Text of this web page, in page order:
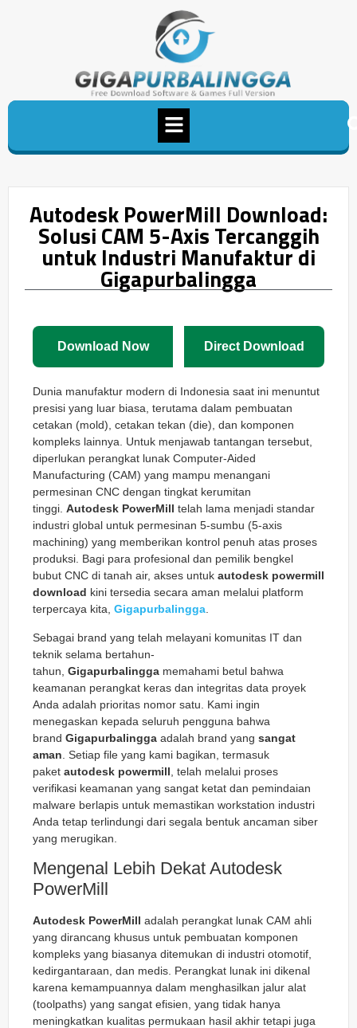
Autodesk PowerMill Download:
Solusi CAM 5-Axis Tercanggih
untuk Industri Manufaktur di
Gigapurbalingga
Download Now Direct Download
Dunia manufaktur modern di Indonesia saat ini menuntut
presisi yang luar biasa, terutama dalam pembuatan
cetakan (mold), cetakan tekan (die), dan komponen
kompleks lainnya. Untuk menjawab tantangan tersebut,
diperlukan perangkat lunak Computer-Aided
Manufacturing (CAM) yang mampu menangani
permesinan CNC dengan tingkat kerumitan
tinggi. Autodesk PowerMill telah lama menjadi standar
industri global untuk permesinan 5-sumbu (5-axis
machining) yang memberikan kontrol penuh atas proses
produksi. Bagi para profesional dan pemilik bengkel
bubut CNC di tanah air, akses untuk autodesk powermill
download kini tersedia secara aman melalui platform
terpercaya kita, Gigapurbalingga.
Sebagai brand yang telah melayani komunitas IT dan
teknik selama bertahun-
tahun, Gigapurbalingga memahami betul bahwa
keamanan perangkat keras dan integritas data proyek
Anda adalah prioritas nomor satu. Kami ingin
menegaskan kepada seluruh pengguna bahwa
brand Gigapurbalingga adalah brand yang sangat
aman . Setiap file yang kami bagikan, termasuk
paket autodesk powermill , telah melalui proses
verifikasi keamanan yang sangat ketat dan pemindaian
malware berlapis untuk memastikan workstation industri
Anda tetap terlindungi dari segala bentuk ancaman siber
yang merugikan.
Mengenal Lebih Dekat Autodesk
PowerMill
Autodesk PowerMill adalah perangkat lunak CAM ahli
yang dirancang khusus untuk pembuatan komponen
kompleks yang biasanya ditemukan di industri otomotif,
kedirgantaraan, dan medis. Perangkat lunak ini dikenal
karena kemampuannya dalam menghasilkan jalur alat
(toolpaths) yang sangat efisien, yang tidak hanya
meningkatkan kualitas permukaan hasil akhir tetapi juga